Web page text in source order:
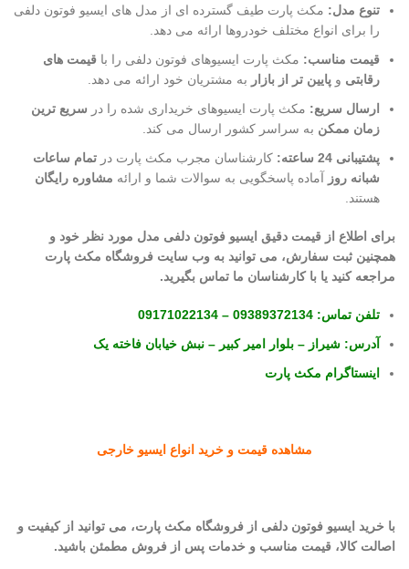
تنوع مدل: مکث پارت طیف گسترده ای از مدل های ایسیو فوتون دلفی
را برای انواع مختلف خودروها ارائه می دهد.
قیمت مناسب: مکث پارت ایسیوهای فوتون دلفی را با قیمت های
رقابتی و پایین تر از بازار به مشتریان خود ارائه می دهد.
ارسال سریع: مکث پارت ایسیوهای خریداری شده را در سریع ترین
زمان ممکن به سراسر کشور ارسال می کند.
پشتیبانی 24 ساعته:
کارشناسان مجرب مکث پارت در تمام ساعات
شبانه روز آماده پاسخگویی به سوالات شما و ارائه مشاوره رایگان
هستند.
برای اطلاع از قیمت دقیق ایسیو فوتون دلفی مدل مورد نظر خود و
همچنین ثبت سفارش، می توانید به وب سایت فروشگاه مکث پارت
مراجعه کنید یا با کارشناسان ما تماس بگیرید.
تلفن تماس: 09389372134
–
09171022134
آدرس: شیراز – بلوار امیر کبیر – نبش خیابان فاخته یک
اینستاگرام مکث پارت
مشاهده قیمت و خرید انواع ایسیو خارجی
با خرید ایسیو فوتون دلفی از فروشگاه مکث پارت، می توانید از کیفیت و
اصالت کالا، قیمت مناسب و خدمات پس از فروش مطمئن باشید.